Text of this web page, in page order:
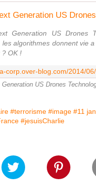
Generation US Drones
les algorithmes donnent vie
? OK !
US Drones
#terrorisme #image #11
#jesuisCharlie